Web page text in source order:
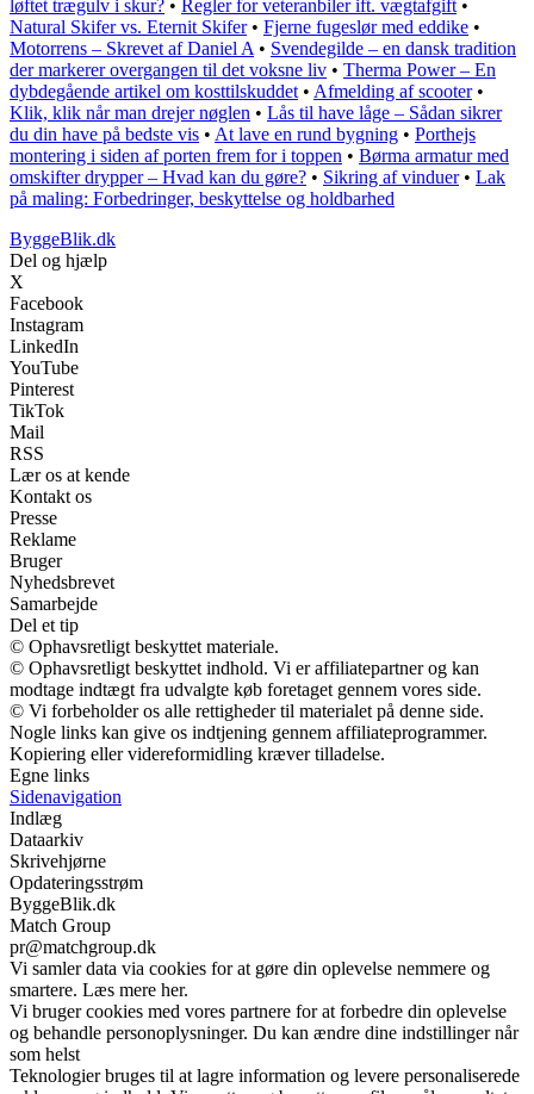
løftet trægulv i skur? • Regler for veteranbiler ift. vægtafgift •
Natural Skifer vs. Eternit Skifer• Fjerne fugeslør med eddike •
Motorrens – Skrevet af Daniel A • Svendegilde – en dansk tradition
der markerer overgangen til det voksne liv • Therma Power – En
dybdegående artikel om kosttilskuddet • Afmelding af scooter•
Klik, klik når man drejer nøglen • Lås til have låge – Sådan sikrer
du din have på bedste vis • At lave en rund bygning • Porthejs
montering i siden af porten frem for i toppen • Børma armatur med
omskifter drypper – Hvad kan du gøre? • Sikring af vinduer• Lak
på maling: Forbedringer, beskyttelse og holdbarhed
ByggeBlik.dk
Del og hjælp
X
Facebook
Instagram
LinkedIn
YouTube
Pinterest
TikTok
Mail
RSS
Lær os at kende
Kontakt os
Presse
Reklame
Bruger
Nyhedsbrevet
Samarbejde
Del et tip
© Ophavsretligt beskyttet materiale.
© Ophavsretligt beskyttet indhold. Vi er affiliatepartner og kan
modtage indtægt fra udvalgte køb foretaget gennem vores side.
© Vi forbeholder os alle rettigheder til materialet på denne side.
Nogle links kan give os indtjening gennem affiliateprogrammer.
Kopiering eller videreformidling kræver tilladelse.
Egne links
Sidenavigation
Indlæg
Dataarkiv
Skrivehjørne
Opdateringsstrøm
ByggeBlik.dk
Match Group
pr@matchgroup.dk
Vi samler data via cookies for at gøre din oplevelse nemmere og
smartere. Læs mere her.
Vi bruger cookies med vores partnere for at forbedre din oplevelse
og behandle personoplysninger. Du kan ændre dine indstillinger når
som helst
Teknologier bruges til at lagre information og levere personaliserede